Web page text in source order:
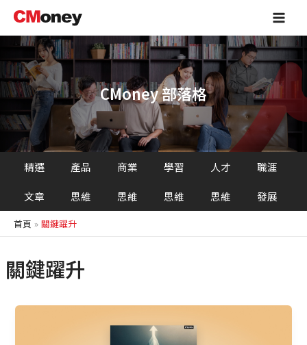
主
容
Main
CMoney 部落格
精選
文章
產品
思維
商業
思維
學習
思維
人才
思維
職涯
發展
首頁 關鍵躍升
關鍵躍升